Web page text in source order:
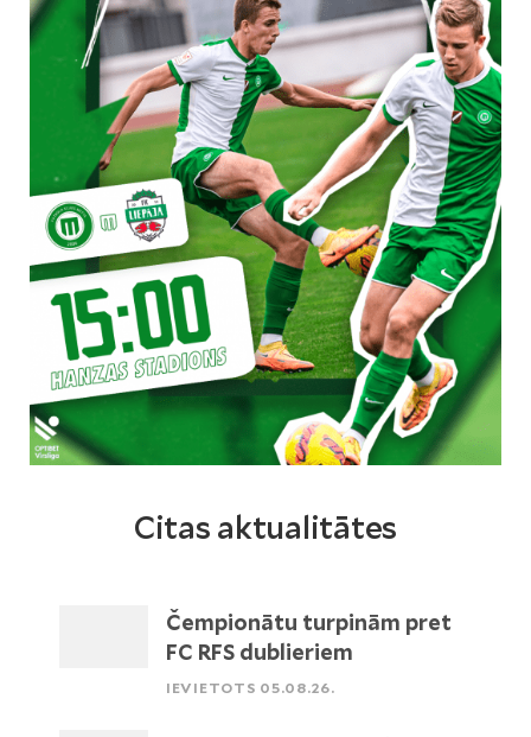
Citas aktualitātes
Čempionātu turpinām pret
FC RFS dublieriem
IEVIETOTS 05.08.26.